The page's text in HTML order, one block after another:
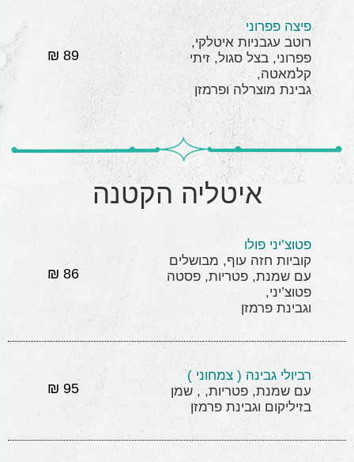
פיצה פפרוני
רוטב עגבניות איטלקי,
פפרוני, בצל סגול, זיתי
קלמאטה,
גבינת מוצרלה ופרמזן
89 ₪
איטליה הקטנה
פטוצ’יני פולו
קוביות חזה עוף, מבושלים
עם שמנת, פטריות, פסטה
פטוצ’יני,
וגבינת פרמזן
86 ₪
רביולי גבינה ( צמחוני )
עם שמנת, פטריות, , שמן
בזיליקום וגבינת פרמזן
95 ₪